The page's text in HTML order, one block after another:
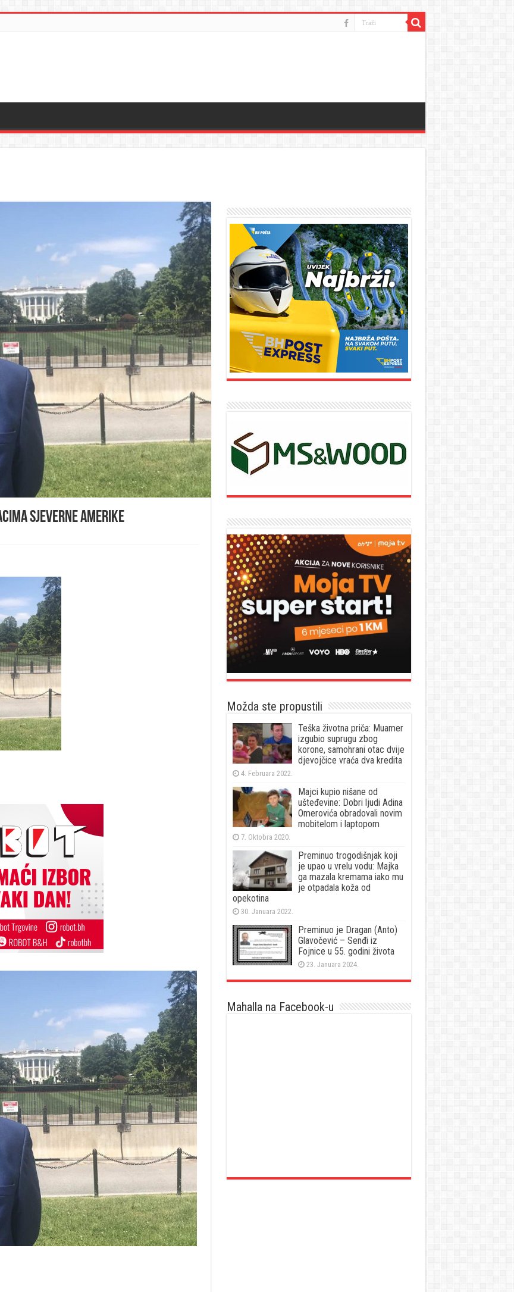
Sjeverne Amerike
Možda ste propustili
Teška životna priča: Muamer
izgubio suprugu zbog
korone, samohrani otac dvije
djevojčice vraća dva kredita
4. Februara 2022.
Majci kupio nišane od
ušteđevine: Dobri ljudi Adina
Omerovića obradovali novim
mobitelom i laptopom
7. Oktobra 2020.
Preminuo trogodišnjak koji
je upao u vrelu vodu: Majka
ga mazala kremama iako mu
je otpadala koža od
opekotina
30. Januara 2022.
Preminuo je Dragan (Anto)
Glavočević – Senđi iz
Fojnice u 55. godini života
23. Januara 2024.
Mahalla na Facebook-u